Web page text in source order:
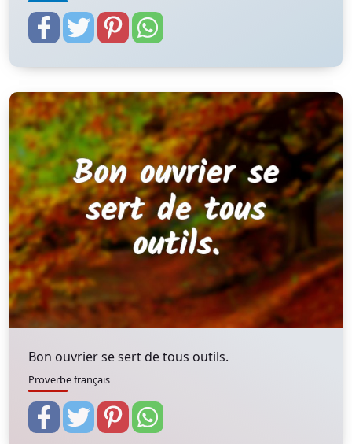
Bon ouvrier se sert de tous outils.
Proverbe français